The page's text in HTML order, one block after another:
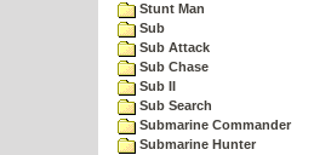
Stunt Man
Sub
Sub Attack
Sub Chase
Sub II
Sub Search
Submarine Commander
Submarine Hunter